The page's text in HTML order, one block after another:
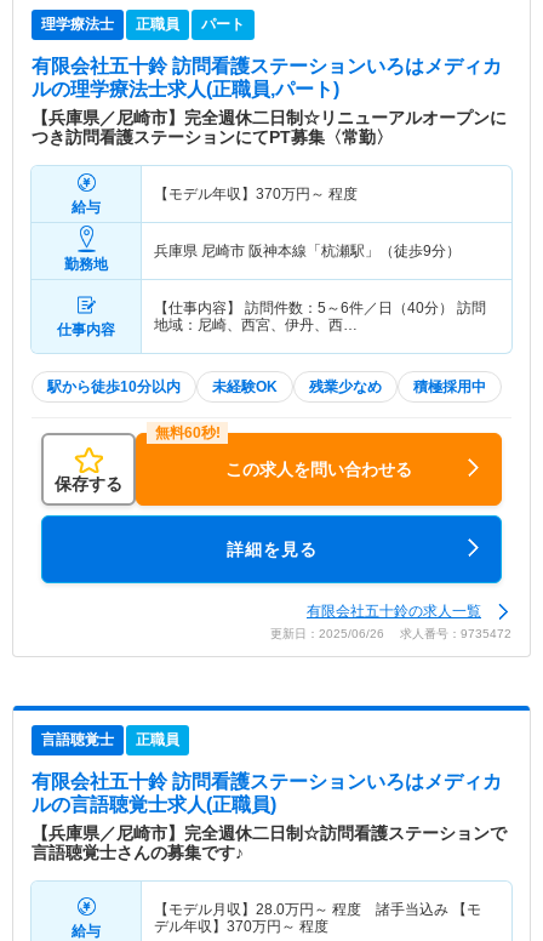
理学療法士 正職員 パート
有限会社五十鈴 訪問看護ステーションいろはメディカ
ルの理学療法士求人(正職員,パート)
【兵庫県／尼崎市】完全週休二日制☆リニューアルオープンに
つき訪問看護ステーションにてPT募集〈常勤〉
給与
【モデル年収】 370万円～ 程度
勤務地
兵庫県 尼崎市 阪神本線「杭瀬駅」（徒歩9分）
仕事内容
【仕事内容】 訪問件数：5～6件／日（40分） 訪問
地域：尼崎、西宮、伊丹、西…
駅から徒歩10分以内 未経験OK 残業少なめ 積極採用中
保存する
この求人を問い合わせる
詳細を見る
有限会社五十鈴の求人一覧
更新日：2025/06/26 求人番号：9735472
言語聴覚士 正職員
有限会社五十鈴 訪問看護ステーションいろはメディカ
ルの言語聴覚士求人(正職員)
【兵庫県／尼崎市】完全週休二日制☆訪問看護ステーションで
言語聴覚士さんの募集です♪
給与
【モデル月収】 28.0万円～ 程度 諸手当込み 【モ
デル年収】 370万円～ 程度